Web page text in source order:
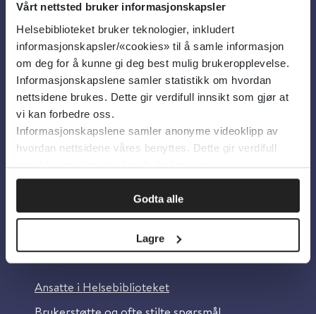
Vårt nettsted bruker informasjonskapsler
Helsebiblioteket bruker teknologier, inkludert
informasjonskapsler/«cookies» til å samle informasjon
om deg for å kunne gi deg best mulig brukeropplevelse.
Informasjonskapslene samler statistikk om hvordan
nettsidene brukes. Dette gir verdifull innsikt som gjør at
vi kan forbedre oss.
Informasjonskapslene samler anonyme videoklipp av
hvordan nettsidene våres benyttes. Dette gir verdifull
innsikt som gjør at vi kan forbedre oss.
Godta alle
Lagre
Om oss
Om Helsebiblioteket
Personvern og informasjonskapsler
Tilgjengelighetserklæring
Information in English
Ansatte i Helsebiblioteket